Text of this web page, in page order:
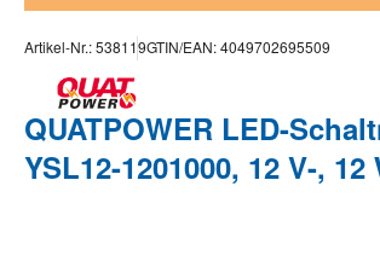
Artikel-Nr.:538119GTIN/EAN:4049702695509
QUATPOWER LED-
YSL12-1201000, 12 V-, 12